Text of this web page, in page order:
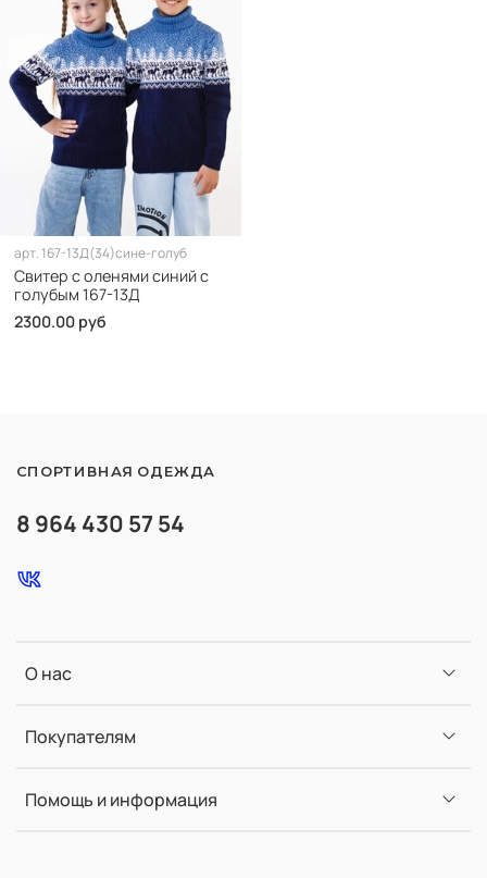
арт. 167-13Д(34)сине-голуб
Свитер с оленями синий с
голубым 167-13Д
2300.00 руб
О нас
Покупателям
Помощь и информация
8 964 430 57 54
СПОРТИВНАЯ ОДЕЖДА